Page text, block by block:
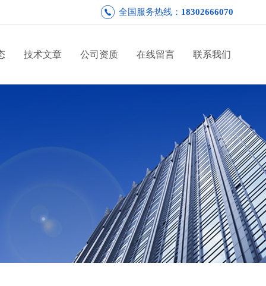
全国服务热线： 18302666070
技术文章 公司资质 在线留言 联系我们